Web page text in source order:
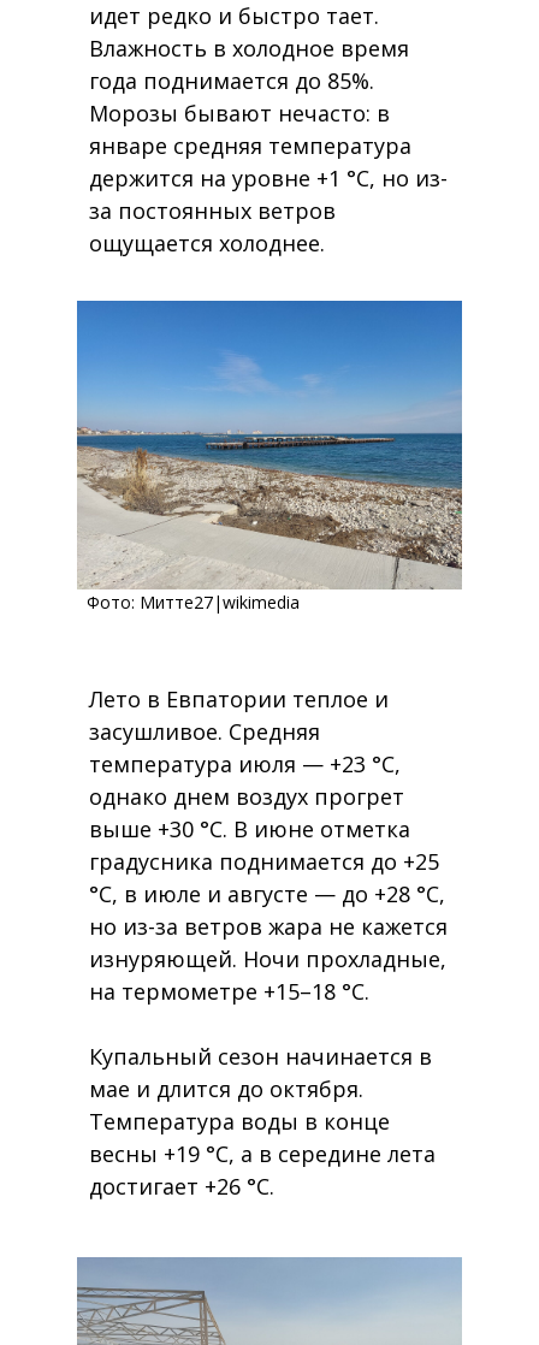
идет редко и быстро тает.
Влажность в холодное время
года поднимается до 85%.
Морозы бывают нечасто: в
январе средняя температура
держится на уровне +1 °C, но из-
за постоянных ветров
ощущается холоднее.
Фото: Митте27|wikimedia
Лето в Евпатории теплое и
засушливое. Средняя
температура июля — +23 °C,
однако днем воздух прогрет
выше +30 °C. В июне отметка
градусника поднимается до +25
°C, в июле и августе — до +28 °C,
но из-за ветров жара не кажется
изнуряющей. Ночи прохладные,
на термометре +15–18 °C.
Купальный сезон начинается в
мае и длится до октября.
Температура воды в конце
весны +19 °C, а в середине лета
достигает +26 °C.